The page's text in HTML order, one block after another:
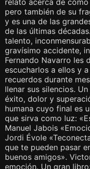
relato acerca de
pero también de su
y es una de las
de las últimas
talento,
gravísimo accidente,
Fernando Navarro les
escucharlos a ellos y
recuerdos durante
llenar sus silencios.
éxito, dolor y
humana cuyo final es
que sirva como luz:
Manuel Jabois
Jordi Évole
que te pueden pasar
buenos amigos».
emoción. Un gran